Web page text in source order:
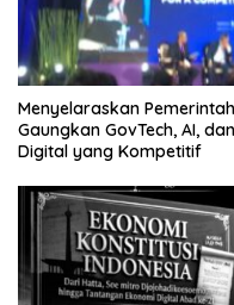
Menyelaraskan
Gaungkan GovTech, AI,
Digital yang Kompetitif